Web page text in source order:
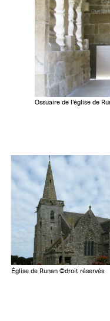
Ossuaire de l'église de
Église de Runan ©droit réservés